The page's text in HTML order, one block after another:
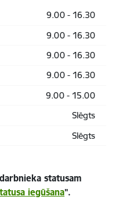
9.00 - 16.30
9.00 - 16.30
9.00 - 16.30
9.00 - 16.30
9.00 - 15.00
Slēgts
Slēgts
statusam
iegūšana".